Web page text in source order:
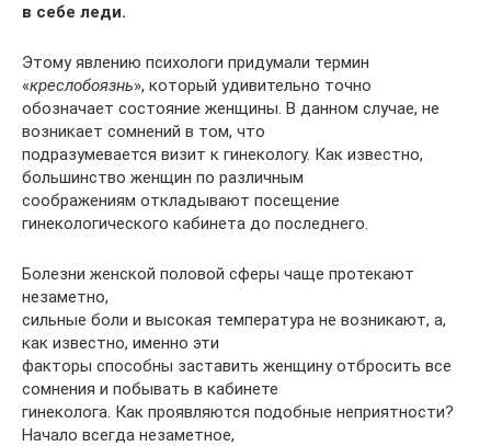
в себе леди.
Этому явлению психологи придумали термин
«креслобоязнь», который удивительно точно
обозначает состояние женщины. В данном случае, не
возникает сомнений в том, что
подразумевается визит к гинекологу. Как известно,
большинство женщин по различным
соображениям откладывают посещение
гинекологического кабинета до последнего.
Болезни женской половой сферы чаще протекают
незаметно,
сильные боли и высокая температура не возникают, а,
как известно, именно эти
факторы способны заставить женщину отбросить все
сомнения и побывать в кабинете
гинеколога. Как проявляются подобные неприятности?
Начало всегда незаметное,